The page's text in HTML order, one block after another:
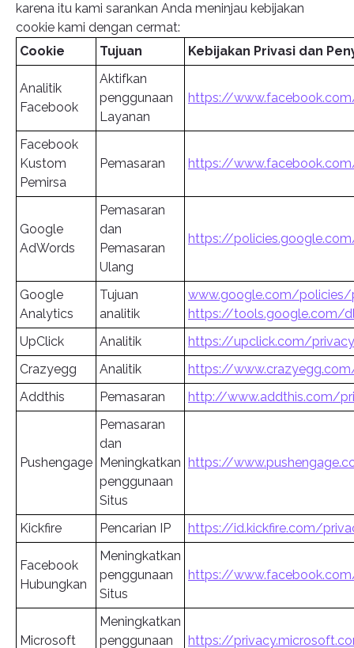
karena itu kami sarankan Anda meninjau kebijakan
cookie kami dengan cermat:
Cookie
Tujuan Kebijakan Privasi dan
Analitik
Facebook
Aktifkan
penggunaan
Layanan
https://
Facebook
Kustom
Pemirsa
Pemasaran https://
Google
AdWords
Pemasaran
dan
Pemasaran
Ulang
https://
Google
Analytics
Tujuan
analitik
www.google.com/
https://tools.google.com/
UpClick
Analitik
https://upclick.com/
Crazyegg
Analitik
https://
Addthis
Pemasaran http://www.addthis.com/
Pushengage
Pemasaran
dan
Meningkatkan
penggunaan
Situs
https://
Kickfire Pencarian IP https://id.kickfire.com/
Facebook
Hubungkan
Meningkatkan
penggunaan
Situs
https://
Microsoft
Meningkatkan
penggunaan
https://